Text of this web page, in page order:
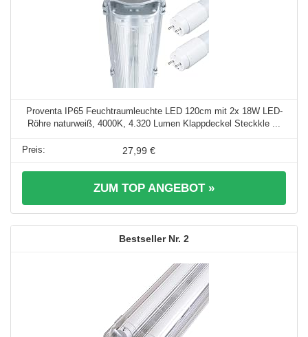
Proventa IP65 Feuchtraumleuchte LED 120cm mit 2x 18W LED-
Röhre naturweiß, 4000K, 4.320 Lumen Klappdeckel Steckkle ...
27,99 €
ZUM TOP ANGEBOT »
2